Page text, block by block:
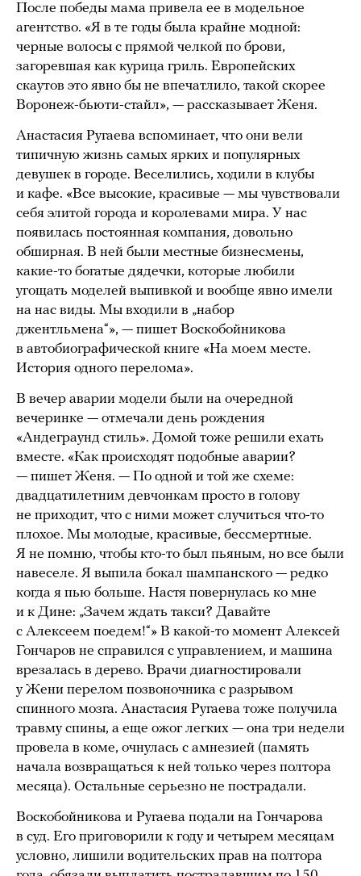
После победы мама привела ее в модельное
агентство. «Я в те годы была крайне модной:
черные волосы с прямой челкой по брови,
загоревшая как курица гриль. Европейских
скаутов это явно бы не впечатлило, такой скорее
Воронеж-бьюти-стайл», — рассказывает Женя.
Анастасия Ругаева вспоминает, что они вели
типичную жизнь самых ярких и популярных
девушек в городе. Веселились, ходили в клубы
и кафе. «Все высокие, красивые — мы чувствовали
себя элитой города и королевами мира. У нас
появилась постоянная компания, довольно
обширная. В ней были местные бизнесмены,
какие-то богатые дядечки, которые любили
угощать моделей выпивкой и вообще явно имели
на нас виды. Мы входили в „набор
джентльмена“», — пишет Воскобойникова
в автобиографической книге «На моем месте.
История одного перелома».
В вечер аварии модели были на очередной
вечеринке — отмечали день рождения
«Андеграунд стиль». Домой тоже решили ехать
вместе. «Как происходят подобные аварии?
— пишет Женя. — По одной и той же схеме:
двадцатилетним девчонкам просто в голову
не приходит, что с ними может случиться что-то
плохое. Мы молодые, красивые, бессмертные.
Я не помню, чтобы кто-то был пьяным, но все были
навеселе. Я выпила бокал шампанского — редко
когда я пью больше. Настя повернулась ко мне
и к Дине: „Зачем ждать такси? Давайте
с Алексеем поедем!“» В какой-то момент Алексей
Гончаров не справился с управлением, и машина
врезалась в дерево. Врачи диагностировали
у Жени перелом позвоночника с разрывом
спинного мозга. Анастасия Ругаева тоже получила
травму спины, а еще ожог легких — она три недели
провела в коме, очнулась с амнезией (память
начала возвращаться к ней только через полтора
месяца). Остальные серьезно не пострадали.
Воскобойникова и Ругаева подали на Гончарова
в суд. Его приговорили к году и четырем месяцам
условно, лишили водительских прав на полтора